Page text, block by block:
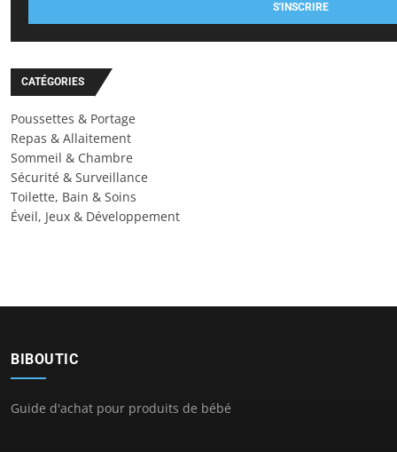
S'INSCRIRE
CATÉGORIES
Poussettes & Portage
Repas & Allaitement
Sommeil & Chambre
Sécurité & Surveillance
Toilette, Bain & Soins
Éveil, Jeux & Développement
BIBOUTIC
Guide d'achat pour produits de bébé